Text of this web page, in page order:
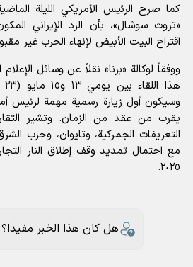
كما صرح الرئيس الأمريكي الليلة
«تروث سوشال»، بأن الرد الإيراني
اقتراح البيت الأبيض لإنهاء الحرب غير
ووفقاً لوكالة «برنا» نقلاً عن وسائل
وسيكون أول زيارة رسمية مهمة لرئيس
يقرب من عقد من الزمان. وتشير
التعريفات الجمركية، وتايوان، وحرب
مع احتمال تمديد وقف إطلاق النار
٢٠٢٥.
هل كان هذا الخبر مفيدا؟